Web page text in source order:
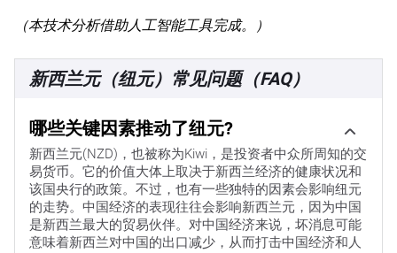
（本技术分析借助人工智能工具完成。）
新西兰元（纽元）常见问题（FAQ）
哪些关键因素推动了纽元?
新西兰元(NZD)，也被称为Kiwi，是投资者中众所周知的交
易货币。它的价值大体上取决于新西兰经济的健康状况和
该国央行的政策。不过，也有一些独特的因素会影响纽元
的走势。中国经济的表现往往会影响新西兰元，因为中国
是新西兰最大的贸易伙伴。对中国经济来说，坏消息可能
意味着新西兰对中国的出口减少，从而打击中国经济和人